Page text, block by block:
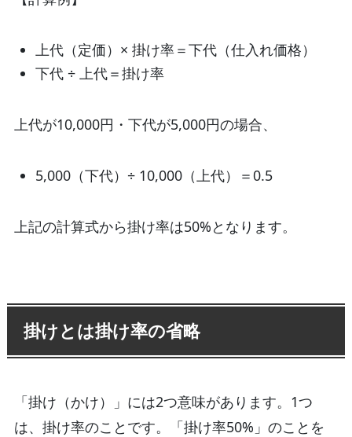
上代（定価）× 掛け率＝下代（仕入れ価格）
下代 ÷ 上代＝掛け率
上代が10,000円・下代が5,000円の場合、
5,000（下代）÷ 10,000（上代）＝0.5
上記の計算式から掛け率は50%となります。
掛けとは掛け率の省略
「掛け（かけ）」には2つ意味があります。1つ
は、掛け率のことです。「掛け率50%」のことを